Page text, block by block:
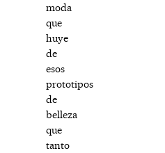
moda
que
huye
de
esos
prototipos
de
belleza
que
tanto